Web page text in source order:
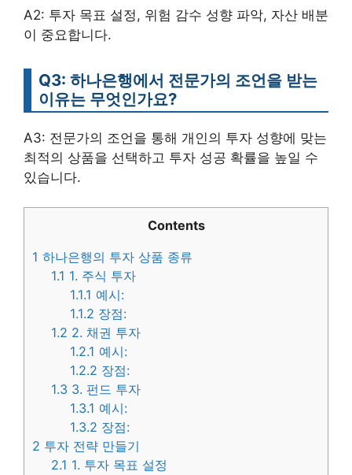
A2: 투자 목표 설정, 위험 감수 성향 파악, 자산 배분
이 중요합니다.
Q3: 하나은행에서 전문가의 조언을 받는
이유는 무엇인가요?
A3: 전문가의 조언을 통해 개인의 투자 성향에 맞는
최적의 상품을 선택하고 투자 성공 확률을 높일 수
있습니다.
Contents
1 하나은행의 투자 상품 종류
1.1 1. 주식 투자
1.1.1 예시:
1.1.2 장점:
1.2 2. 채권 투자
1.2.1 예시:
1.2.2 장점:
1.3 3. 펀드 투자
1.3.1 예시:
1.3.2 장점:
2 투자 전략 만들기
2.1 1. 투자 목표 설정